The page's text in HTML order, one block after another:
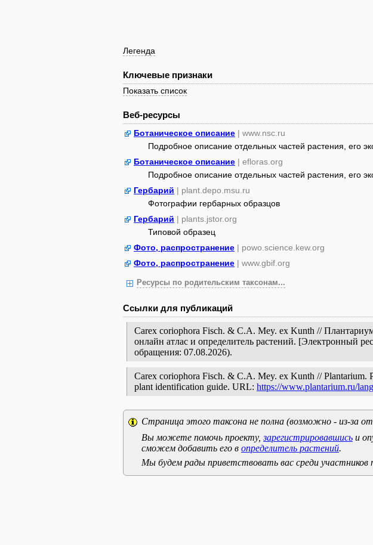
Легенда
Ключевые признаки
Показать список
Веб-ресурсы
Ботаническое описание | www.nsc.ru
Подробное описание отдельных частей растения, его
Ботаническое описание | efloras.org
Подробное описание отдельных частей растения, его
Гербарий | plant.depo.msu.ru
Фотографии гербарных образцов
Гербарий | plants.jstor.org
Типовой образец
Фото, распространение | powo.science.kew.org
Фото, распространение | www.gbif.org
Ресурсы по родительским таксонам...
Ссылки для публикаций
Carex coriophora Fisch. & C.A. Mey. ex Kunth //
онлайн атлас и определитель растений. [Электронный
обращения: 07.08.2026).
Carex coriophora Fisch. & C.A. Mey. ex Kunth // Plantarium.
plant identification guide. URL: https://www.plantarium.ru/
Страница этого таксона не полна (возможно - из-за
Вы можете помочь проекту, зарегистрировавшись и
сможем добавить его в определитель растений.
Мы будем рады приветствовать вас среди